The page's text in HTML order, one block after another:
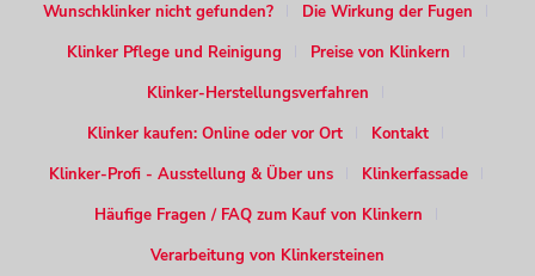
Wunschklinker nicht gefunden?
Die Wirkung der Fugen
Klinker Pflege und Reinigung
Preise von Klinkern
Klinker-Herstellungsverfahren
Klinker kaufen: Online oder vor Ort
Kontakt
Klinker-Profi - Ausstellung & Über uns
Klinkerfassade
Häufige Fragen / FAQ zum Kauf von Klinkern
Verarbeitung von Klinkersteinen